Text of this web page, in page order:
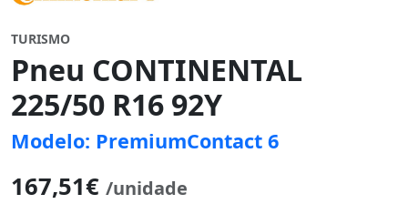
TURISMO
Pneu CONTINENTAL
225/50 R16 92Y
Modelo: PremiumContact 6
167,51€ /unidade